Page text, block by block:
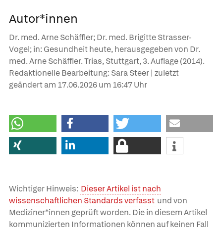
Autor*innen
Dr. med. Arne Schäffler; Dr. med. Brigitte Strasser-
Vogel; in: Gesundheit heute, herausgegeben von Dr.
med. Arne Schäffler. Trias, Stuttgart, 3. Auflage (2014).
Redaktionelle Bearbeitung: Sara Steer | zuletzt
geändert am 17.06.2026um 16:47 Uhr
Wichtiger Hinweis: Dieser Artikel ist nach
wissenschaftlichen Standards verfasst und von
Mediziner*innen geprüft worden. Die in diesem Artikel
kommunizierten Informationen können auf keinen Fall